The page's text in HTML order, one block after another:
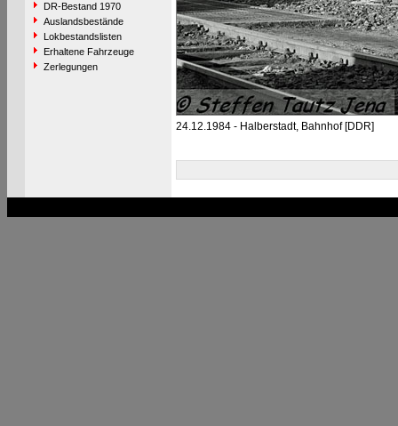
DR-Bestand 1970
Auslandsbestände
Lokbestandslisten
Erhaltene Fahrzeuge
Zerlegungen
24.12.1984 - Halberstadt, Bahnhof [DDR]